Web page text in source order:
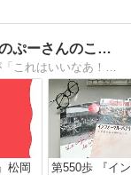
自宅で立ち読み〜ビブリオバトラーのぷーさんのこだわり選書
松岡
第550歩 『イ